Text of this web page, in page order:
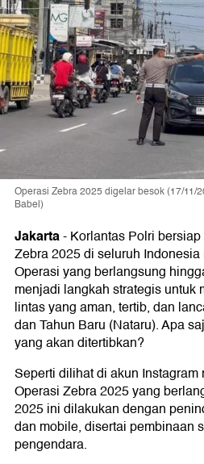
Operasi Zebra 2025 digelar besok (17/11/
Babel)
Jakarta-Korlantas Polri
Zebra 2025 di seluruh
Operasi yang berlangsung
menjadi langkah strategis untuk
lintas yang aman, tertib, dan
dan Tahun Baru (Nataru). Apa
yang akan ditertibkan?
Seperti dilihat di akun Instagram
Operasi Zebra 2025 yang
2025 ini dilakukan dengan
dan mobile, disertai pembinaan
pengendara.